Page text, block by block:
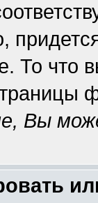
То что
Вы